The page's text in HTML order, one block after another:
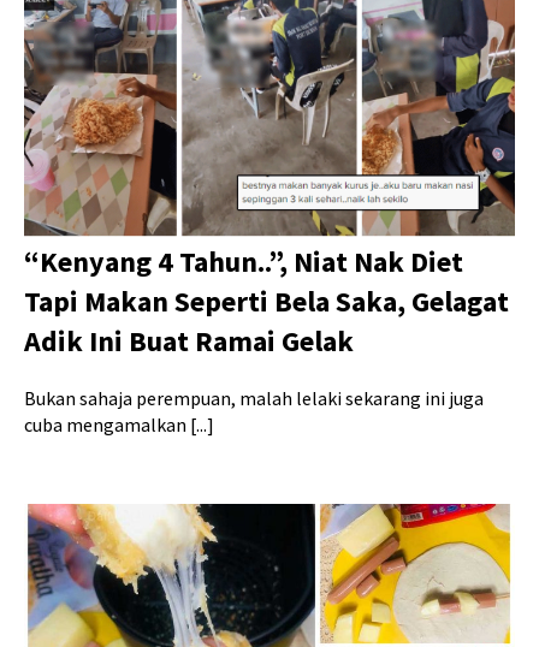
“Kenyang 4 Tahun..”, Niat Nak Diet
Tapi Makan Seperti Bela Saka, Gelagat
Adik Ini Buat Ramai Gelak
Bukan sahaja perempuan, malah lelaki sekarang ini juga
cuba mengamalkan [...]